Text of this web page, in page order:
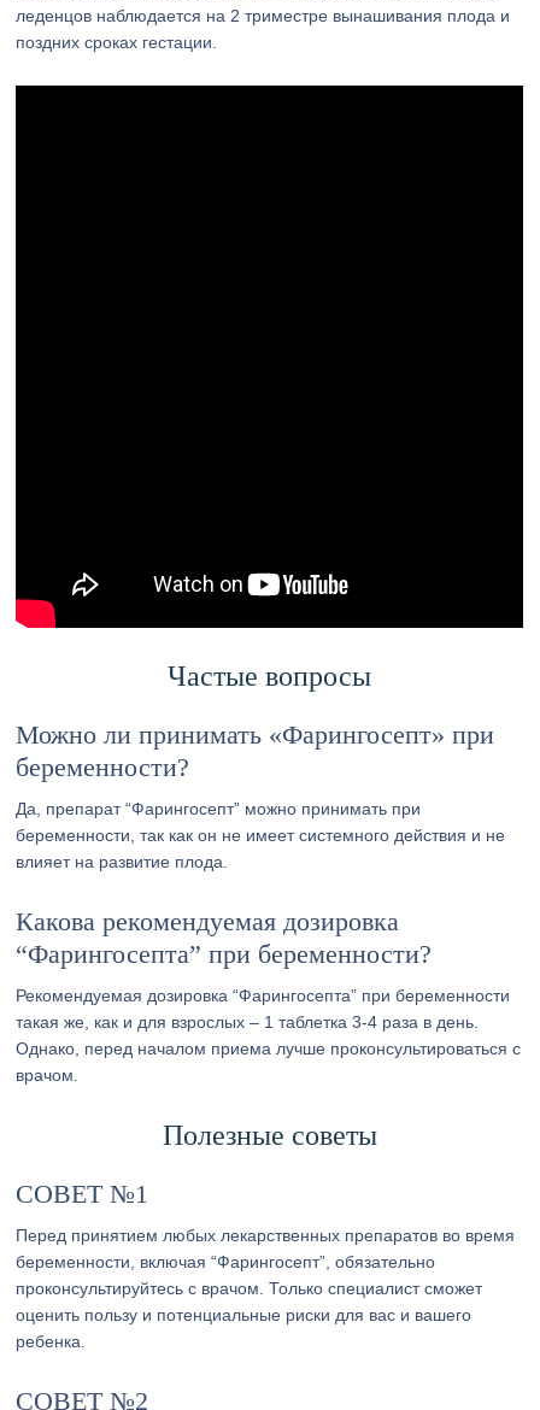
леденцов наблюдается на 2 триместре вынашивания плода и
поздних сроках гестации.
Частые вопросы
Можно ли принимать «Фарингосепт» при
беременности?
Да, препарат “Фарингосепт” можно принимать при
беременности, так как он не имеет системного действия и не
влияет на развитие плода.
Какова рекомендуемая дозировка
“Фарингосепта” при беременности?
Рекомендуемая дозировка “Фарингосепта” при беременности
такая же, как и для взрослых – 1 таблетка 3-4 раза в день.
Однако, перед началом приема лучше проконсультироваться с
врачом.
Полезные советы
СОВЕТ №1
Перед принятием любых лекарственных препаратов во время
беременности, включая “Фарингосепт”, обязательно
проконсультируйтесь с врачом. Только специалист сможет
оценить пользу и потенциальные риски для вас и вашего
ребенка.
СОВЕТ №2